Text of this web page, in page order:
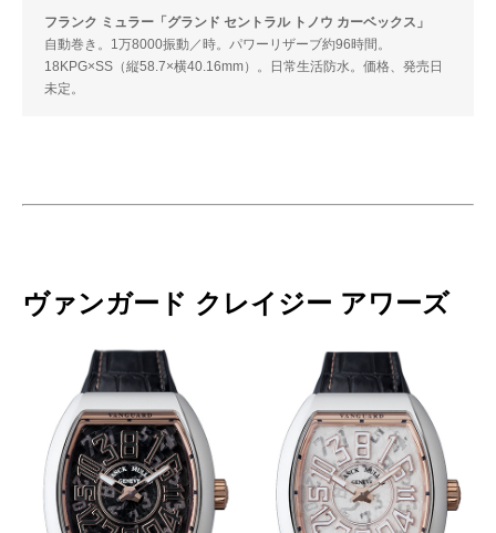
フランク ミュラー「グランド セントラル トノウ カーベックス」
自動巻き。1万8000振動／時。パワーリザーブ約96時間。
18KPG×SS（縦58.7×横40.16mm）。日常生活防水。価格、発売日
未定。
ヴァンガード クレイジー アワーズ